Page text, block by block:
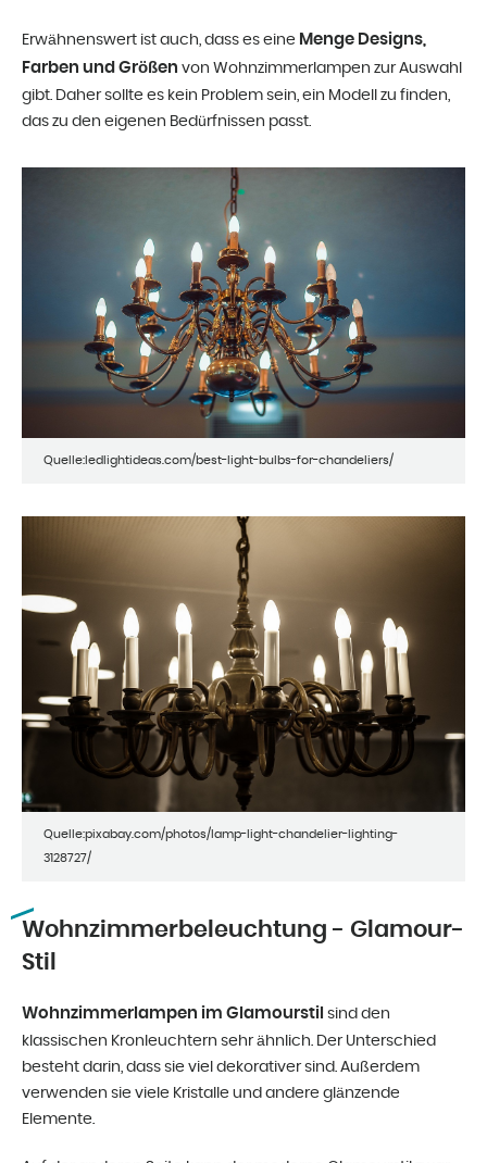
Erwähnenswert ist auch, dass es eine Menge Designs,
Farben und Größen von Wohnzimmerlampen zur Auswahl
gibt. Daher sollte es kein Problem sein, ein Modell zu finden,
das zu den eigenen Bedürfnissen passt.
Quelle:ledlightideas.com/best-light-bulbs-for-chandeliers/
Quelle:pixabay.com/photos/lamp-light-chandelier-lighting-
3128727/
Wohnzimmerbeleuchtung - Glamour-
Stil
Wohnzimmerlampen im Glamourstil sind den
klassischen Kronleuchtern sehr ähnlich. Der Unterschied
besteht darin, dass sie viel dekorativer sind. Außerdem
verwenden sie viele Kristalle und andere glänzende
Elemente.